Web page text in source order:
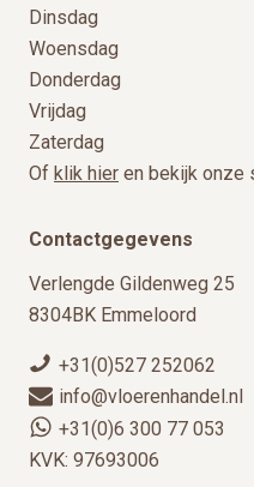
Dinsdag
Woensdag
Donderdag
Vrijdag
Zaterdag
Of klik hier en bekijk onze
Contactgegevens
Verlengde Gildenweg 25
8304BK Emmeloord
+31(0)527 252062
info@vloerenhandel.nl
+31(0)6 300 77 053
KVK: 97693006